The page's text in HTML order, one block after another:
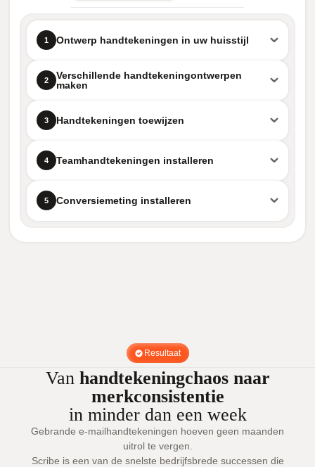
1 Ontwerp handtekeningen in uw huisstijl
2
Verschillende handtekeningontwerpen
maken
3 Handtekeningen toewijzen
4 Teamhandtekeningen installeren
5 Conversiemeting installeren
Resultaat
Van handtekeningchaos naar
merkconsistentie
in minder dan een week
Gebrande e-mailhandtekeningen hoeven geen maanden
uitrol te vergen.
Scribe is een van de snelste bedrijfsbrede successen die